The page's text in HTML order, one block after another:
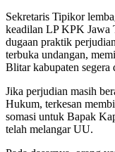
Sekretaris Tipikor
keadilan LP KPK Jawa
dugaan praktik
terbuka undangan,
Blitar kabupaten
Jika perjudian masih
Hukum, terkesan
somasi untuk Bapak
telah melangar UU.